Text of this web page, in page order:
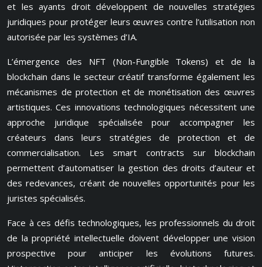
et les ayants droit développent de nouvelles stratégies
juridiques pour protéger leurs œuvres contre l’utilisation non
autorisée par les systèmes d’IA.
L’émergence des NFT (Non-Fungible Tokens) et de la
blockchain dans le secteur créatif transforme également les
mécanismes de protection et de monétisation des œuvres
artistiques. Ces innovations technologiques nécessitent une
approche juridique spécialisée pour accompagner les
créateurs dans leurs stratégies de protection et de
commercialisation. Les smart contracts sur blockchain
permettent d’automatiser la gestion des droits d’auteur et
des redevances, créant de nouvelles opportunités pour les
juristes spécialisés.
Face à ces défis technologiques, les professionnels du droit
de la propriété intellectuelle doivent développer une vision
prospective pour anticiper les évolutions futures.